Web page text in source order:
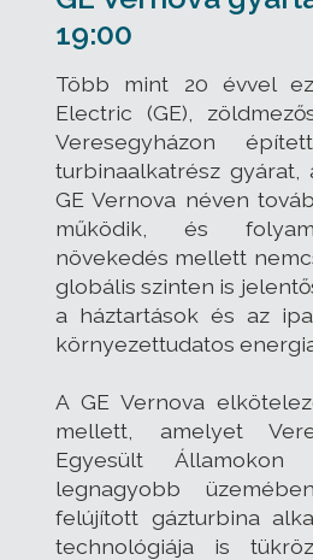
19:00
Több mint 20 évvel
Electric (GE),
Veresegyházon
turbinaalkatrész gyárat,
GE Vernova néven
működik, és
növekedés mellett
globális szinten is
a háztartások és az
környezettudatos
A GE Vernova
mellett, amelyet
Egyesült Államokon
legnagyobb
felújított gázturbina
technológiája is